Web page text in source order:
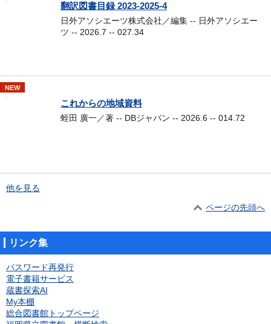
翻訳図書目録 2023-2025-4
日外アソシエーツ株式会社／編集 -- 日外アソシエー
ツ -- 2026.7 -- 027.34
NEW
これからの地域資料
蛭田 廣一／著 -- DBジャパン -- 2026.6 -- 014.72
他を見る
ページの先頭へ
リンク集
パスワード再発行
電子書籍サービス
蔵書探索AI
My本棚
総合図書館トップページ